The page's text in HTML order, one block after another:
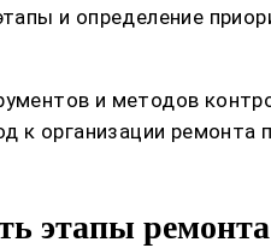
и определение
и методов
к организации
этапы ремонта